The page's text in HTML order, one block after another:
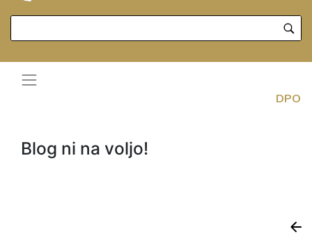
DPO
Blog ni na voljo!